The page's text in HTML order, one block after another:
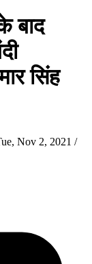
बाद
सिंह
Nov 2, 2021 /